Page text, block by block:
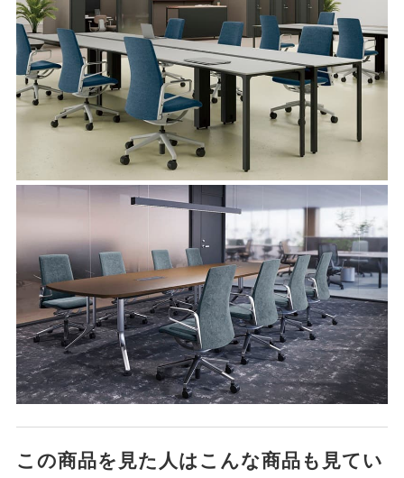
この商品を見た人はこんな商品も見てい